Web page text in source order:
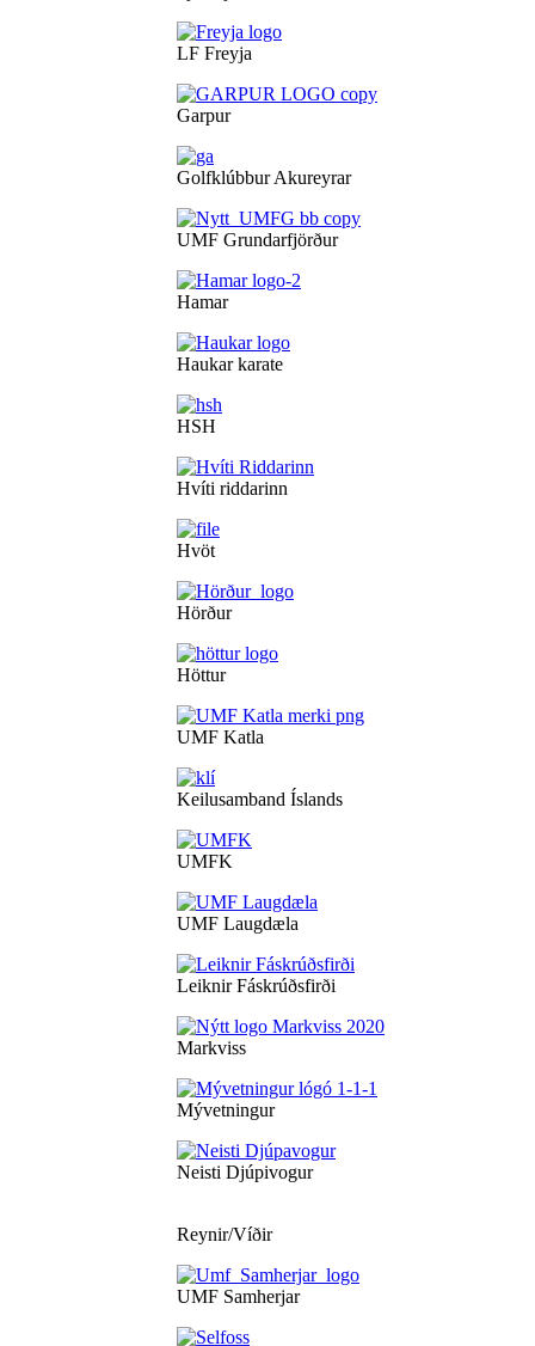
LF Freyja
Garpur
Golfklúbbur Akureyrar
UMF Grundarfjörður
Hamar
Haukar karate
HSH
Hvíti riddarinn
Hvöt
Hörður
Höttur
UMF Katla
Keilusamband Íslands
UMFK
UMF Laugdæla
Leiknir Fáskrúðsfirði
Markviss
Mývetningur
Neisti Djúpivogur
Reynir/Víðir
UMF Samherjar